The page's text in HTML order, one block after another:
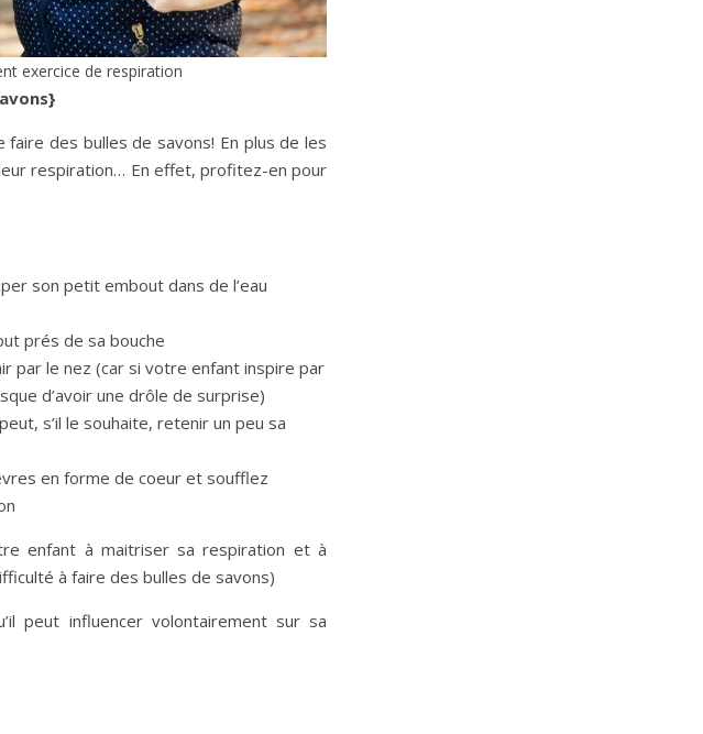
exercice de respiration
des bulles de savons! En plus de les
respiration… En effet, profitez-en pour
son petit embout dans de l’eau
prés de sa bouche
par le nez (car si votre enfant inspire par
d’avoir une drôle de surprise)
s’il le souhaite, retenir un peu sa
en forme de coeur et soufflez
enfant à maitriser sa respiration et à
à faire des bulles de savons)
peut influencer volontairement sur sa